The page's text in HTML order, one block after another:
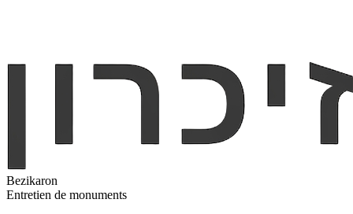
Bezikaron
Entretien de monuments